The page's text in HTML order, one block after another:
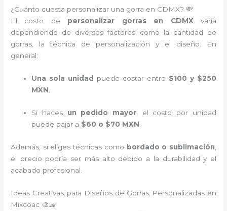
¿Cuánto cuesta personalizar una gorra en CDMX? 💸
El costo de personalizar gorras en CDMX varía
dependiendo de diversos factores como la cantidad de
gorras, la técnica de personalización y el diseño. En
general:
Una sola unidad puede costar entre $100 y $250
MXN
Si haces un pedido mayor , el costo por unidad
puede bajar a $60 o $70 MXN
Además, si eliges técnicas como bordado o sublimación
el precio podría ser más alto debido a la durabilidad y el
acabado profesional.
Ideas Creativas para Diseños de Gorras Personalizadas en
Mixcoac 🎨🧢